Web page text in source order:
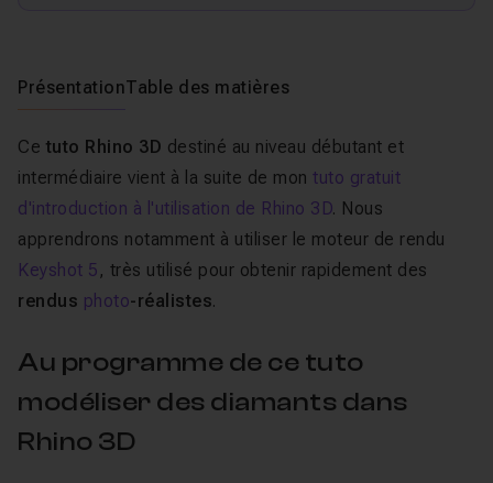
PrésentationTable des matières
Ce tuto Rhino 3D destiné au niveau débutant et
intermédiaire vient à la suite de mon tuto gratuit
d'introduction à l'utilisation de Rhino 3D. Nous
apprendrons notamment à utiliser le moteur de rendu
Keyshot 5 , très utilisé pour obtenir rapidement des
rendus photo-réalistes.
Au programme de ce tuto
modéliser des diamants dans
Rhino 3D